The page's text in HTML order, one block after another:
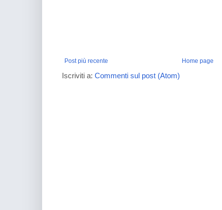
Post più recente Home page
Iscriviti a: Commenti sul post (Atom)